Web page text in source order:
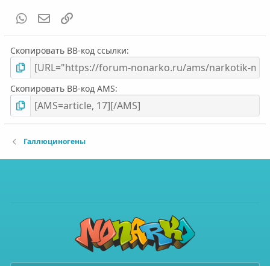
WhatsAppЭлектронная почта
Скопировать BB-код ссылки
Скопировать BB-код AMS
Галлюциногены